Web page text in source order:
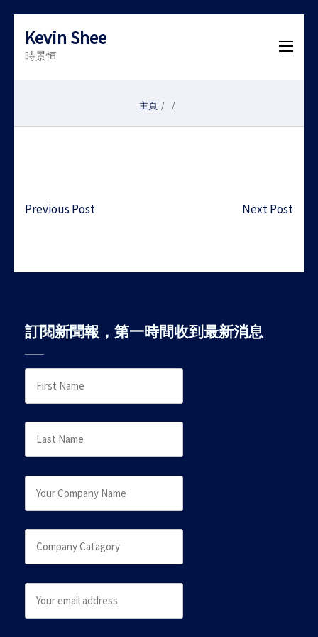
Kevin Shee
時景恒
主頁 / /
Post
Previous Post Next Post
訂閱新聞報，第一時間收到最新消息